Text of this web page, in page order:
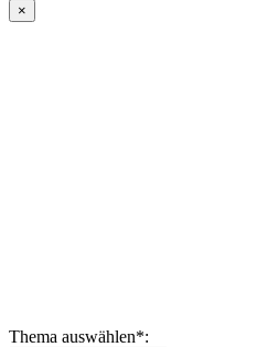
×
Thema auswählen*: